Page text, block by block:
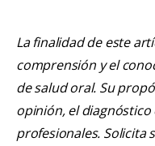
La finalidad de este
comprensión y el
de salud oral. Su
opinión, el
profesionales. Solicita